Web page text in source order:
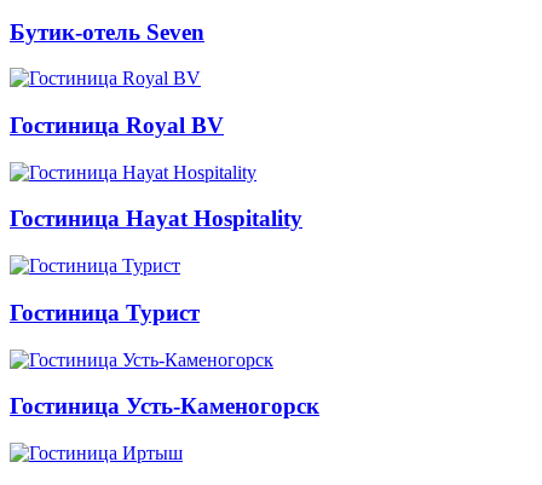
Бутик-отель Seven
Гостиница Royal BV
Гостиница Hayat Hospitality
Гостиница Турист
Гостиница Усть-Каменогорск